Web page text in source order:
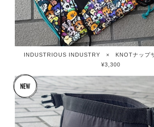
INDUSTRIOUS INDUSTRY × KNOTナップサ
¥3,300